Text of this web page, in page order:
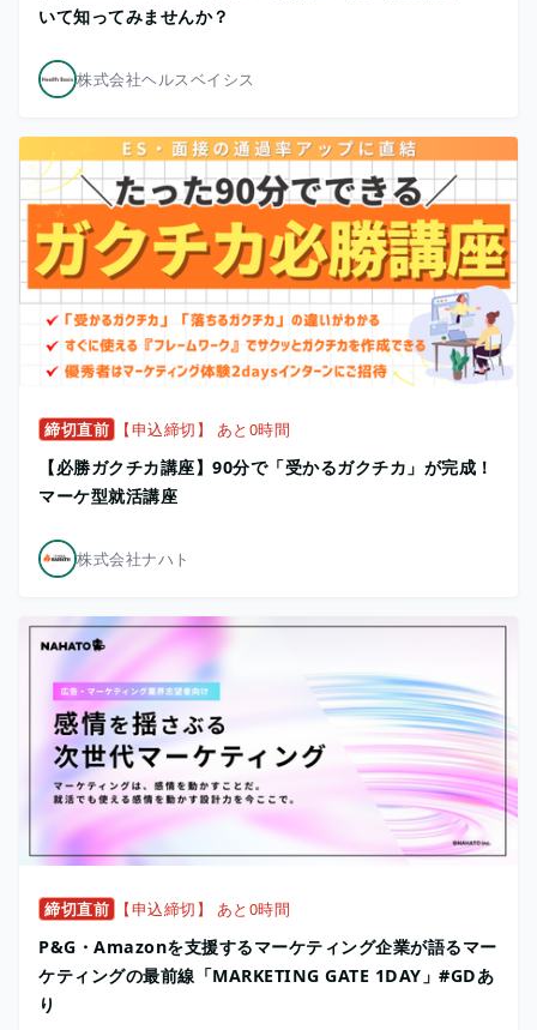
いて知ってみませんか？
株式会社ヘルスベイシス
締切直前 【申込締切】 あと0時間
【必勝ガクチカ講座】90分で「受かるガクチカ」が完成！
マーケ型就活講座
株式会社ナハト
締切直前 【申込締切】 あと0時間
P&G・Amazonを支援するマーケティング企業が語るマー
ケティングの最前線「MARKETING GATE 1DAY」#GDあ
り